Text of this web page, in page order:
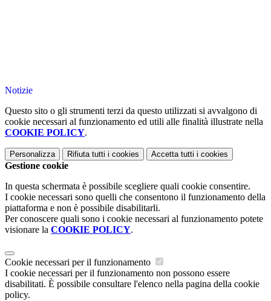
Notizie
Questo sito o gli strumenti terzi da questo utilizzati si avvalgono di
cookie necessari al funzionamento ed utili alle finalità illustrate nella
COOKIE POLICY.
Personalizza Rifiuta tutti i cookies Accetta tutti i cookies
Gestione cookie
In questa schermata è possibile scegliere quali cookie consentire.
I cookie necessari sono quelli che consentono il funzionamento della
piattaforma e non è possibile disabilitarli.
Per conoscere quali sono i cookie necessari al funzionamento potete
visionare la COOKIE POLICY.
Cookie necessari per il funzionamento
I cookie necessari per il funzionamento non possono essere
disabilitati. È possibile consultare l'elenco nella pagina della cookie
policy.